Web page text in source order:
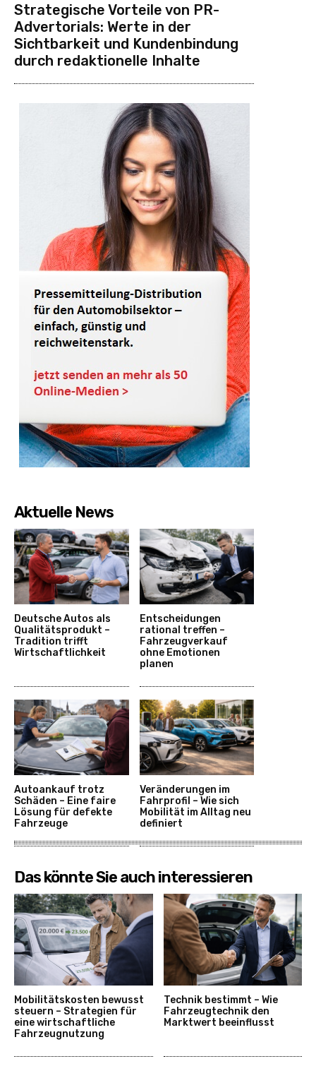
Strategische Vorteile von PR-
Advertorials: Werte in der
Sichtbarkeit und Kundenbindung
durch redaktionelle Inhalte
Aktuelle News
Deutsche Autos als
Qualitätsprodukt –
Tradition trifft
Wirtschaftlichkeit
Entscheidungen
rational treffen –
Fahrzeugverkauf
ohne Emotionen
planen
Autoankauf trotz
Schäden – Eine faire
Lösung für defekte
Fahrzeuge
Veränderungen im
Fahrprofil – Wie sich
Mobilität im Alltag neu
definiert
Das könnte Sie auch interessieren
Mobilitätskosten bewusst
steuern – Strategien für
eine wirtschaftliche
Fahrzeugnutzung
Technik bestimmt – Wie
Fahrzeugtechnik den
Marktwert beeinflusst